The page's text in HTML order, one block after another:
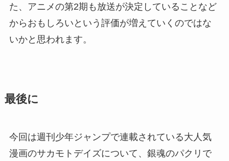
た、アニメの第2期も放送が決定していることなど
からおもしろいという評価が増えていくのではな
いかと思われます。
最後に
今回は週刊少年ジャンプで連載されている大人気
漫画のサカモトデイズについて、銀魂のパクリで